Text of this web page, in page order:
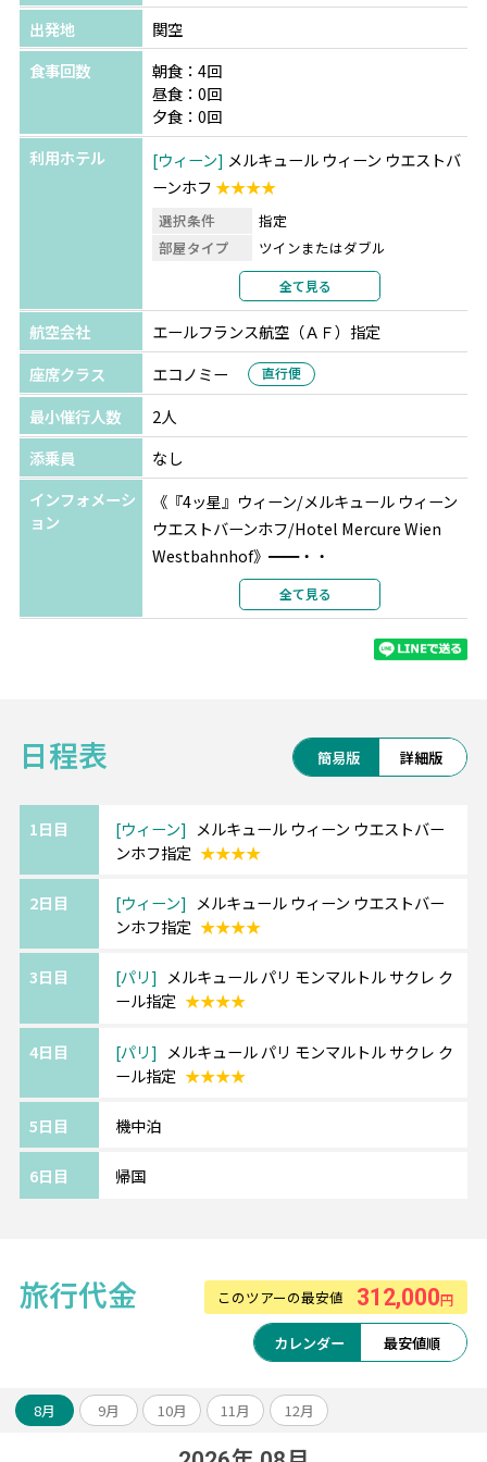
出発地
関空
食事回数
朝食：4回
昼食：0回
夕食：0回
利用ホテル
ウィーン
メルキュール ウィーン ウエストバ
ーンホフ★★★★
選択条件
指定
部屋タイプ
ツインまたはダブル
2名1室利用
部屋カテゴリ
パリ メルキュール パリ モンマルトル サクレ
クール ★★★★
選択条件
指定
部屋タイプ
利用形態
部屋カテゴリ
全て見る
航空会社
エールフランス航空（ＡＦ）指定
座席クラス
エコノミー 直行便
最小催行人数
2人
添乗員
なし
インフォメーシ
ョン
《『4ッ星』ウィーン/メルキュール ウィーン
ウエストバーンホフ/Hotel Mercure Wien
Westbahnhof》━━・・
西駅からとても近く、鉄道だけでなくトラム
などの利用にも便利です。
ホテル内にはレストラン・バー、コーヒーシ
トル サクレクール/Mercure Paris
Montmartre Sacre Coeur》━━・・
に位置し、
パリ北駅、サンラザール駅、地下鉄が利用可
《ツアーアレンジが得意です！》
更、
ホテルアップグレード・変更もお問い合わせ
音楽･映画・ゲーム・テレビ番組など、
幅広い種類の機内エンターテインメントで空
の旅をお楽しみください。
全て見る
日程表 簡易版 詳細版
1日目 ウィーン
メルキュール ウィーン ウエストバー
ンホフ指定 ★★★★
2日目 ウィーン
メルキュール ウィーン ウエストバー
ンホフ指定 ★★★★
3日目 パリ
メルキュール パリ モンマルトル サクレ ク
ール指定 ★★★★
4日目 パリ
メルキュール パリ モンマルトル サクレ ク
ール指定 ★★★★
5日目 機中泊
6日目 帰国
旅行代金 このツアーの最安値 312,000円
カレンダー 最安値順
8月 9月 10月 11月 12月